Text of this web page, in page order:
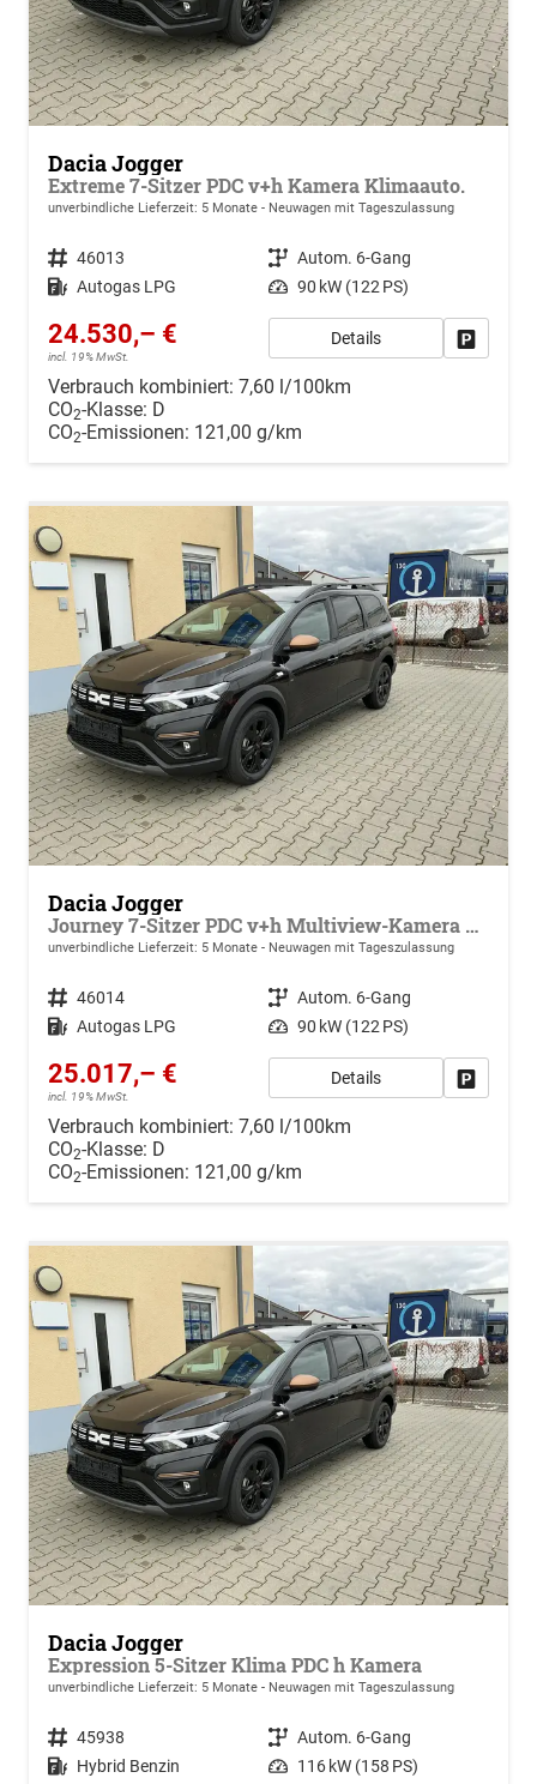
Dacia Jogger
Extreme 7-Sitzer PDC v+h Kamera Klimaauto.
unverbindliche Lieferzeit: 5 Monate Neuwagen mit Tageszulassung
Fahrzeugnr. 46013 Getriebe Autom. 6-Gang
Kraftstoff Autogas LPG Leistung 90 kW (122 PS)
24.530,– €
incl. 19% MwSt.
Details
Verbrauch kombiniert: 7,60 l/100km
CO2-Klasse: D
CO2-Emissionen: 121,00 g/km
Dacia Jogger
Journey 7-Sitzer PDC v+h Multiview-Kamera Klimaauto. Sitzheizung
unverbindliche Lieferzeit: 5 Monate Neuwagen mit Tageszulassung
Fahrzeugnr. 46014 Getriebe Autom. 6-Gang
Kraftstoff Autogas LPG Leistung 90 kW (122 PS)
25.017,– €
incl. 19% MwSt.
Details
Verbrauch kombiniert: 7,60 l/100km
CO2-Klasse: D
CO2-Emissionen: 121,00 g/km
Dacia Jogger
Expression 5-Sitzer Klima PDC h Kamera
unverbindliche Lieferzeit: 5 Monate Neuwagen mit Tageszulassung
Fahrzeugnr. 45938 Getriebe Autom. 6-Gang
Kraftstoff Hybrid Benzin Leistung 116 kW (158 PS)